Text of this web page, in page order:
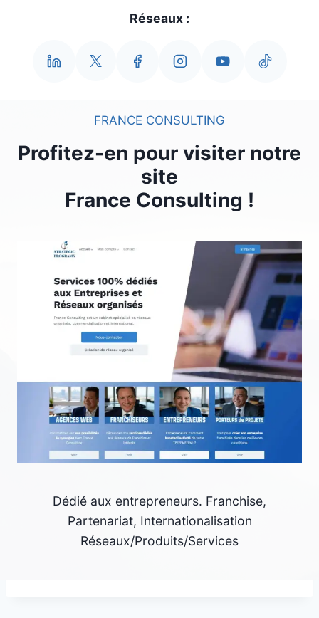
Réseaux :
FRANCE CONSULTING
Profitez-en pour visiter notre
site
France Consulting !
Dédié aux entrepreneurs. Franchise,
Partenariat, Internationalisation
Réseaux/Produits/Services